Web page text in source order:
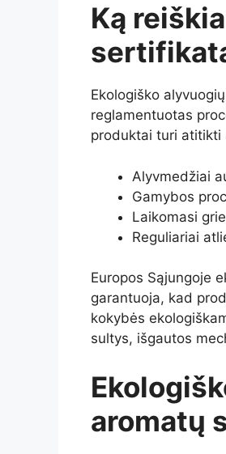
Ką
Ekologiško
reglamentuotas
produktai turi atitikti
Alyvmedžiai
Gamybos
Laikomasi
Reguliariai
Europos Sąjungoje
garantuoja, kad
kokybės
sultys, išgautos
aromatų